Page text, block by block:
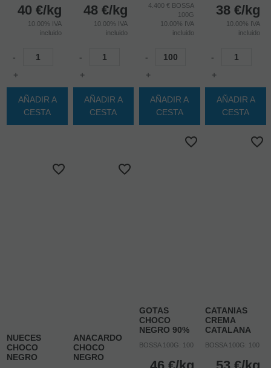
40 €/kg
10.00% IVA
incluido
-
+
AÑADIR A
CESTA
48 €/kg
10.00% IVA
incluido
-
+
AÑADIR A
CESTA
4.400 € BOSSA
100G
10.00% IVA
incluido
-
+
AÑADIR A
CESTA
38 €/kg
10.00% IVA
incluido
-
+
AÑADIR A
CESTA
NUECES
CHOCO
NEGRO
ANACARDO
CHOCO
NEGRO
GOTAS
CHOCO
NEGRO 90%
BOSSA 100G: 100
CATANIAS
CREMA
CATALANA
BOSSA 100G: 100